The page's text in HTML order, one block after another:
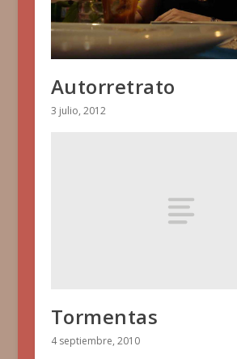
Autorretrato
3 julio, 2012
Tormentas
4 septiembre, 2010